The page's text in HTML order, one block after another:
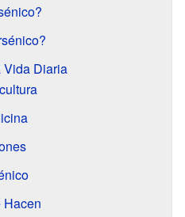
Vida Diaria
Hacen